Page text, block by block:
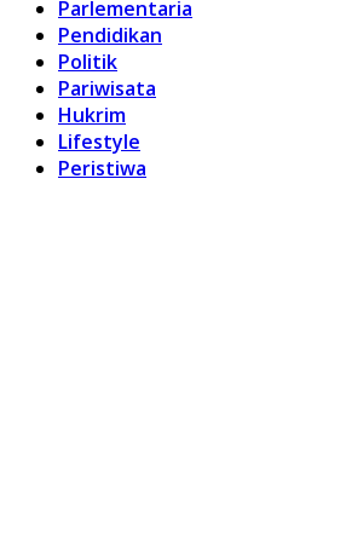
Parlementaria
Pendidikan
Politik
Pariwisata
Hukrim
Lifestyle
Peristiwa